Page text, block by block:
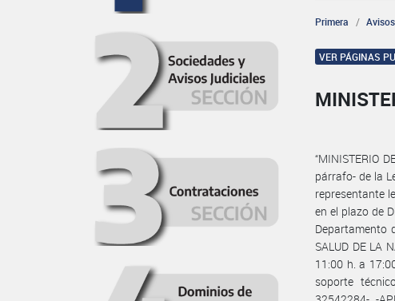
Primera
VER PÁGINAS
“MINISTERIO
párrafo- de la
representante
en el plazo de
Departamento
SALUD DE LA
11:00 h. a
soporte